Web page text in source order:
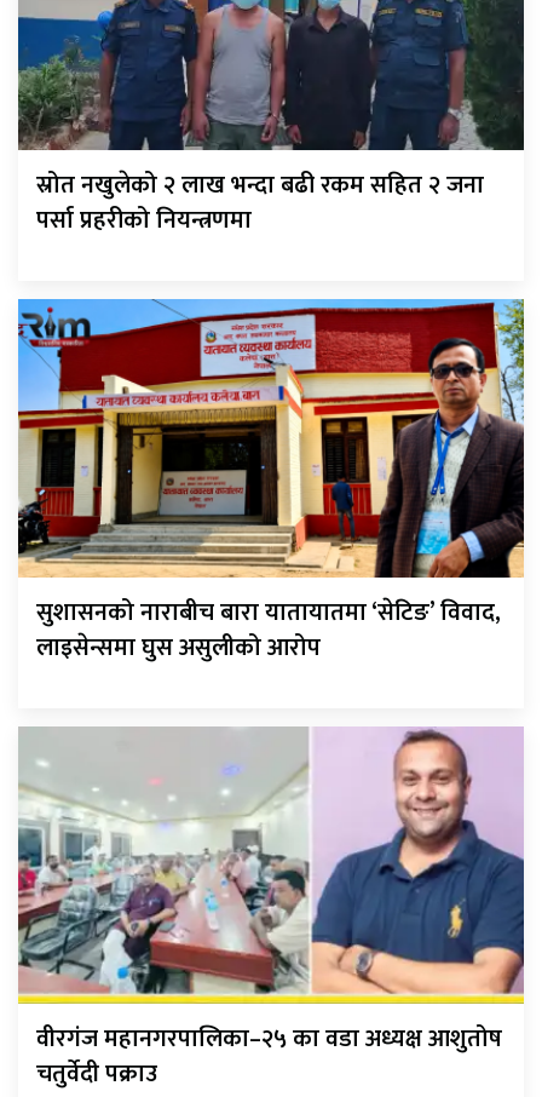
स्रोत नखुलेको २ लाख भन्दा बढी रकम सहित २ जना
पर्सा प्रहरीको नियन्त्रणमा
सुशासनको नाराबीच बारा यातायातमा ‘सेटिङ’ विवाद,
लाइसेन्समा घुस असुलीको आरोप
वीरगंज महानगरपालिका–२५ का वडा अध्यक्ष आशुतोष
चतुर्वेदी पक्राउ